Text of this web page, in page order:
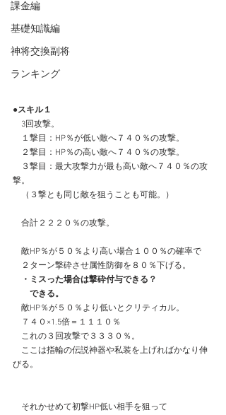
課金編
基礎知識編
神将交換副将
ランキング
●スキル１
3回攻撃。
１撃目：HP％が低い敵へ７４０％の攻撃。
２撃目：HP％の高い敵へ７４０％の攻撃。
３撃目：最大攻撃力が最も高い敵へ７４０％の攻
撃。
（３撃とも同じ敵を狙うことも可能。）
合計２２２０％の攻撃。
敵HP％が５０％より高い場合１００％の確率で
２ターン撃砕させ属性防御を８０％下げる。
・ミスった場合は撃砕付与できる？
できる。
敵HP％が５０％より低いとクリティカル。
７４０×1.5倍＝１１１０％
これの３回攻撃で３３３０％。
ここは指輪の伝説神器や私装を上げればかなり伸
びる。
それかせめて初撃HP低い相手を狙って